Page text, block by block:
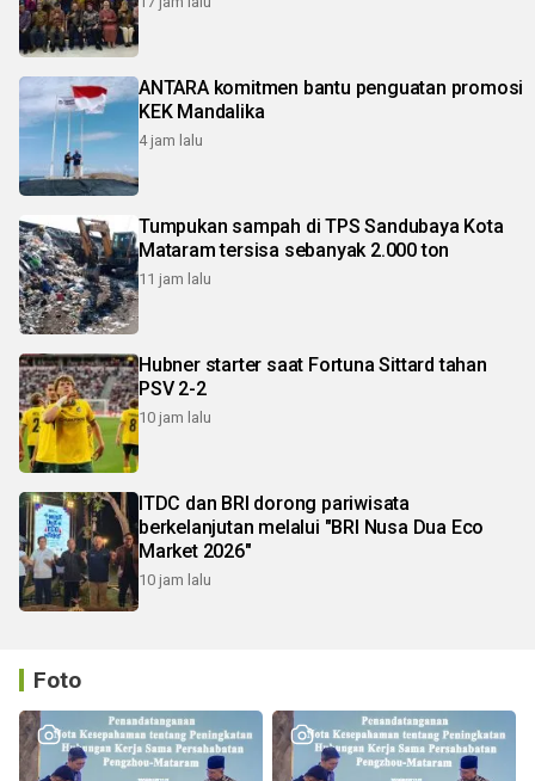
ANTARA komitmen bantu penguatan promosi
KEK Mandalika
4 jam lalu
Tumpukan sampah di TPS Sandubaya Kota
Mataram tersisa sebanyak 2.000 ton
11 jam lalu
Hubner starter saat Fortuna Sittard tahan
PSV 2-2
10 jam lalu
ITDC dan BRI dorong pariwisata
berkelanjutan melalui "BRI Nusa Dua Eco
Market 2026"
10 jam lalu
Foto